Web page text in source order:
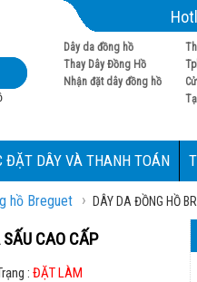
Dây da đồng hồ
Thay Dây Đồng Hồ
Nhận đặt dây đồng hồ
ĐẶT DÂY VÀ THANH TOÁN
hồ Breguet › DÂY DA ĐỒNG HỒ
SẤU CAO CẤP
: ĐẶT LÀM